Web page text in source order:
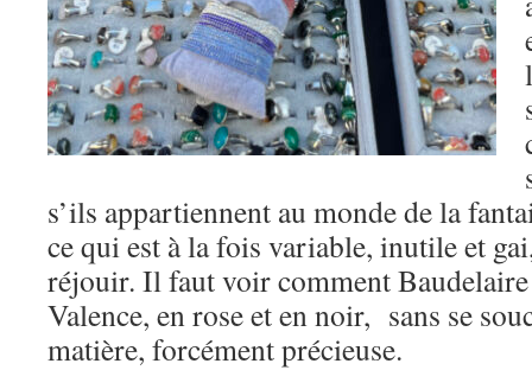
s’ils appartiennent au monde de la
ce qui est à la fois variable, inutile et
réjouir. Il faut voir comment
Valence, en rose et en noir, sans se
matière, forcément précieuse.